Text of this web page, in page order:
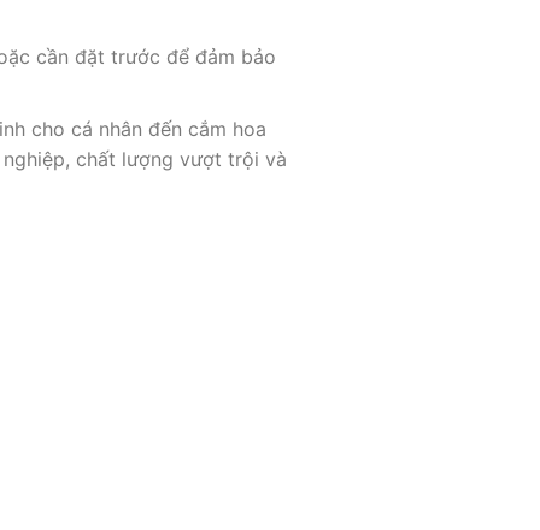
cần đặt trước để đảm bảo
cho cá nhân đến cắm hoa
chất lượng vượt trội và